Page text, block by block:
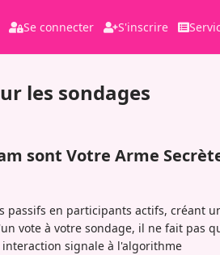
Se connecter S'inscrire
les sondages
sont Votre Arme
passifs en participants actifs, créant
vote à votre sondage, il ne fait pas
signale à l'algorithme